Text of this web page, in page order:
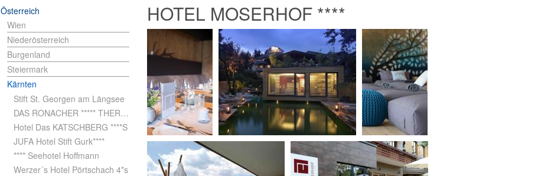
Österreich
Wien
Niederösterreich
Burgenland
Steiermark
Kärnten
Stift St. Georgen am Längsee
DAS RONACHER ***** THERMAL SPA HOTEL
Hotel Das KATSCHBERG ****S
JUFA Hotel Stift Gurk****
**** Seehotel Hoffmann
Werzer´s Hotel Pörtschach 4*s
HOTEL MOSERHOF ****